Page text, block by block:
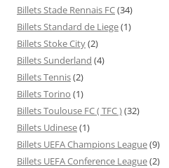
Billets Stade Rennais FC(34)
Billets Standard de Liege(1)
Billets Stoke City(2)
Billets Sunderland (4)
Billets Tennis(2)
Billets Torino (1)
Billets Toulouse FC ( TFC )(32)
Billets Udinese(1)
Billets UEFA Champions League(9)
Billets UEFA Conference League(2)